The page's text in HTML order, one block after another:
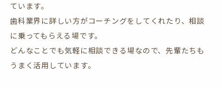
ています。
歯科業界に詳しい方がコーチングをしてくれたり、相談
に乗ってもらえる場です。
どんなことでも気軽に相談できる場なので、先輩たちも
うまく活用しています。